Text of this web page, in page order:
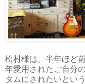
松村様は、半年ほど
年愛用されたご自分
タムにされたいとい